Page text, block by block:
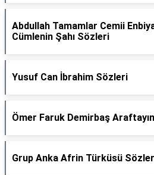
Abdullah Tamamlar Cemii
Cümlenin Şahı Sözleri
Yusuf Can İbrahim Sözleri
Ömer Faruk Demirbaş
Grup Anka Afrin Türküsü